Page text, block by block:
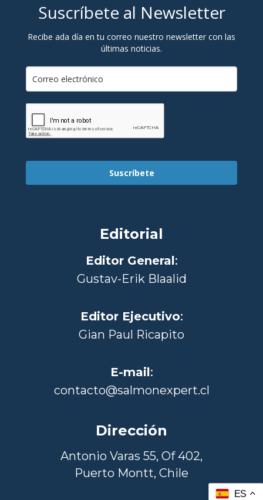
Suscríbete al Newsletter
Recibe ada día en tu correo nuestro newsletter con las
últimas noticias.
Suscríbete
Editorial
Editor General:
Gustav-Erik Blaalid
Editor Ejecutivo:
Gian Paul Ricapito
E-mail:
contacto@salmonexpert.cl
Dirección
Antonio Varas 55, Of 402,
Puerto Montt, Chile
ES